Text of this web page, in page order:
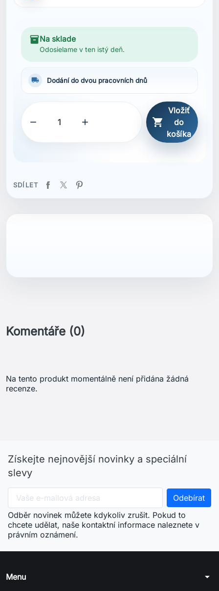
inventory_2Na sklade
Odosielame v ten istý deň.
local_shipping Dodání do dvou pracovních dnů
  
Vložiť
do
košíka
SDÍLET
Komentáře (0)
Na tento produkt momentálně není přidána žádná
recenze.
Získejte nejnovější novinky a speciální
slevy
Odběr novinek můžete kdykoliv zrušit. Pokud to
chcete udělat, naše kontaktní informace naleznete v
právním oznámení.
Menu
arrow_drop_down